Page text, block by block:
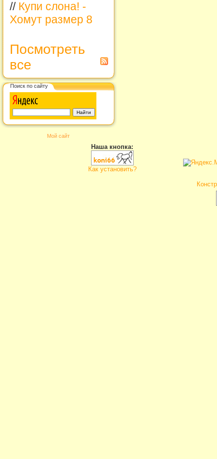
// Купи слона! -
Хомут размер 8
Посмотреть
все
Поиск по сайту
Мой сайт
Наша кнопка:
Как установить?